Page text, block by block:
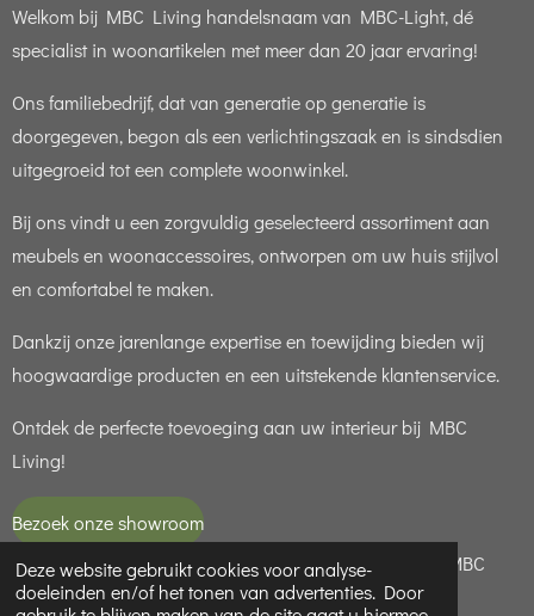
Deze website gebruikt cookies voor analyse-
doeleinden en/of het tonen van advertenties. Door
Welkom bij MBC Living handelsnaam van MBC-Light, dé
specialist in woonartikelen met meer dan 20 jaar ervaring!
Ons familiebedrijf, dat van generatie op generatie is
doorgegeven, begon als een verlichtingszaak en is sindsdien
uitgegroeid tot een complete woonwinkel.
Bij ons vindt u een zorgvuldig geselecteerd assortiment aan
meubels en woonaccessoires, ontworpen om uw huis stijlvol
en comfortabel te maken.
Dankzij onze jarenlange expertise en toewijding bieden wij
hoogwaardige producten en een uitstekende klantenservice.
Ontdek de perfecte toevoeging aan uw interieur bij MBC
Living!
Bezoek onze showroom
© 2021 - 2026 MBC LIVING is een handelsnaam van MBC
LIGHT ( KvK 65949188 )